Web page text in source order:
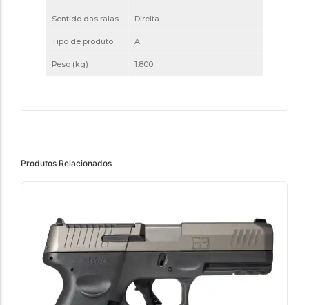
Sentido das raias Direita
Tipo de produto A
Peso (kg) 1.800
Produtos Relacionados